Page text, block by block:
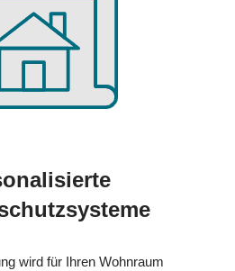
wird für Ihren Wohnraum